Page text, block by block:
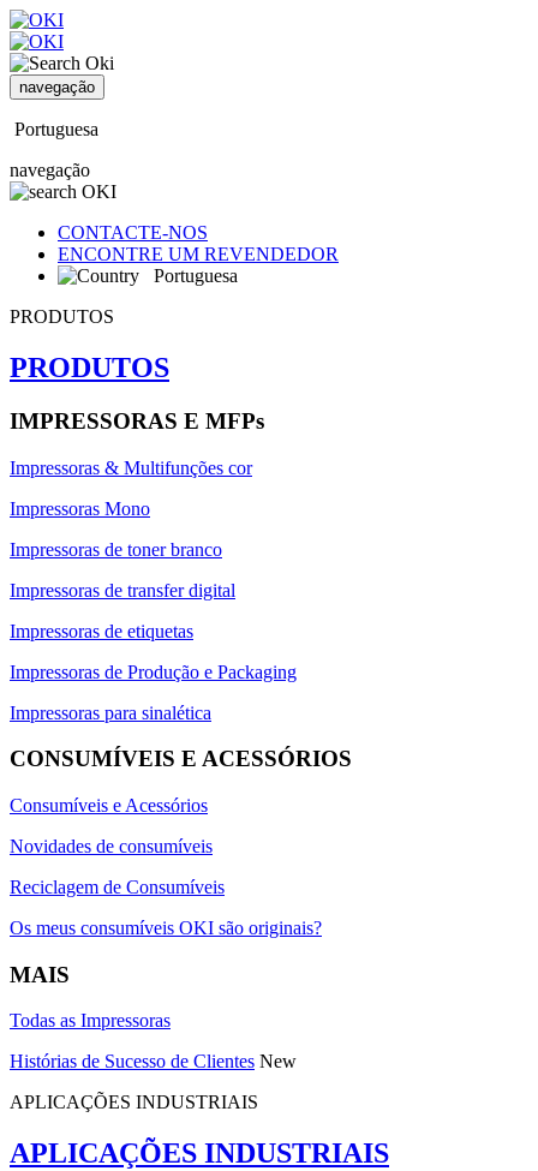
navegação
Portuguesa
navegação
CONTACTE-NOS
ENCONTRE UM REVENDEDOR
Portuguesa
PRODUTOS
PRODUTOS
IMPRESSORAS E MFPs
Impressoras & Multifunções cor
Impressoras Mono
Impressoras de toner branco
Impressoras de transfer digital
Impressoras de etiquetas
Impressoras de Produção e Packaging
Impressoras para sinalética
CONSUMÍVEIS E ACESSÓRIOS
Consumíveis e Acessórios
Novidades de consumíveis
Reciclagem de Consumíveis
Os meus consumíveis OKI são originais?
MAIS
Todas as Impressoras
Histórias de Sucesso de Clientes New
APLICAÇÕES INDUSTRIAIS
APLICAÇÕES INDUSTRIAIS